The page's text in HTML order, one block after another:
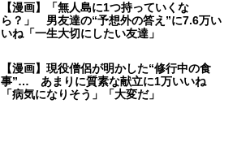
【漫画】「無人島に1つ持っていくな
ら？」 男友達の“予想外の答え”に7.6万い
いね「一生大切にしたい友達」
【漫画】現役僧侶が明かした“修行中の食
事”… あまりに質素な献立に1万いいね
「病気になりそう」「大変だ」